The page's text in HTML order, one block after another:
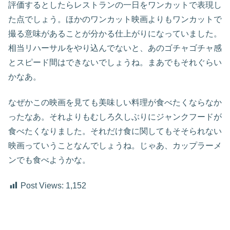
評価するとしたらレストランの一日をワンカットで表現し
た点でしょう。ほかのワンカット映画よりもワンカットで
撮る意味があることが分かる仕上がりになっていました。
相当リハーサルをやり込んでないと、あのゴチャゴチャ感
とスピード間はできないでしょうね。まあでもそれぐらい
かなあ。
なぜかこの映画を見ても美味しい料理が食べたくならなか
ったなあ。それよりもむしろ久しぶりにジャンクフードが
食べたくなりました。それだけ食に関してもそそられない
映画っていうことなんでしょうね。じゃあ、カップラーメ
ンでも食べようかな。
Post Views: 1,152